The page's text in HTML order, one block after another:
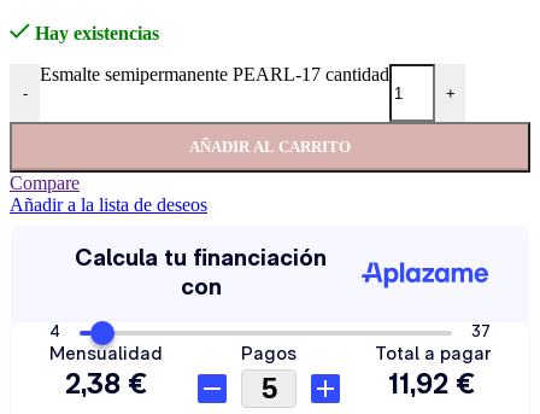
Hay existencias
-
Esmalte semipermanente PEARL-17 cantidad
+
AÑADIR AL CARRITO
Compare
Añadir a la lista de deseos